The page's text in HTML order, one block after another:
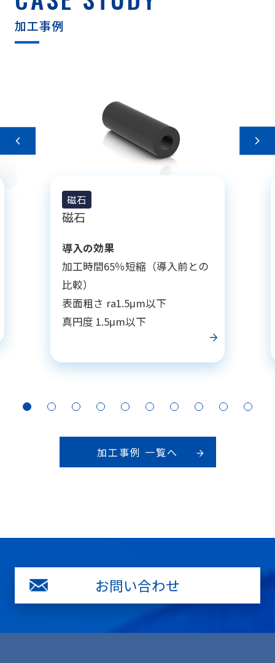
加工事例
磁石
磁石
導入の効果
加工時間65％短縮（導入前との
比較）
表面粗さ ra1.5μm以下
真円度 1.5μm以下
加工事例 一覧へ
お問い合わせ